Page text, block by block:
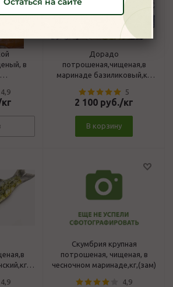
в
4,9
Дорадо
потрошеная,чищеная,в
маринаде базиликовый,кг,
5
2 100 руб./кг
В корзину
4,9
Скумбрия крупная
потрошеная, чищеная, в
чесночном маринаде,кг,(зам)
4,9